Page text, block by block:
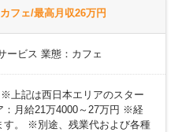
フェ/最高月収26万円
ービス 業態：カフェ
上記は西日本エリアのスター
：月給21万4000～27万円 ※経
す。 ※別途、残業代および各種